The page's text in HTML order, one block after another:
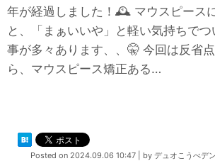
年が経過しました！🕰 マウスピース
と、「まぁいいや」と軽い気持ちでつ
事が多々あります、、🤫 今回は反省
ら、マウスピース矯正ある…
Posted on 2024.09.06 10:47 by デュオこうべデ